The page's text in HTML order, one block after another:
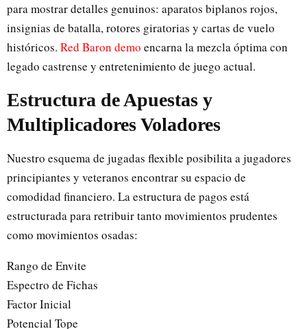
para mostrar detalles genuinos: aparatos biplanos rojos,
insignias de batalla, rotores giratorias y cartas de vuelo
históricos. Red Baron demo encarna la mezcla óptima con
legado castrense y entretenimiento de juego actual.
Estructura de Apuestas y
Multiplicadores Voladores
Nuestro esquema de jugadas flexible posibilita a jugadores
principiantes y veteranos encontrar su espacio de
comodidad financiero. La estructura de pagos está
estructurada para retribuir tanto movimientos prudentes
como movimientos osadas:
Rango de Envite
Espectro de Fichas
Factor Inicial
Potencial Tope